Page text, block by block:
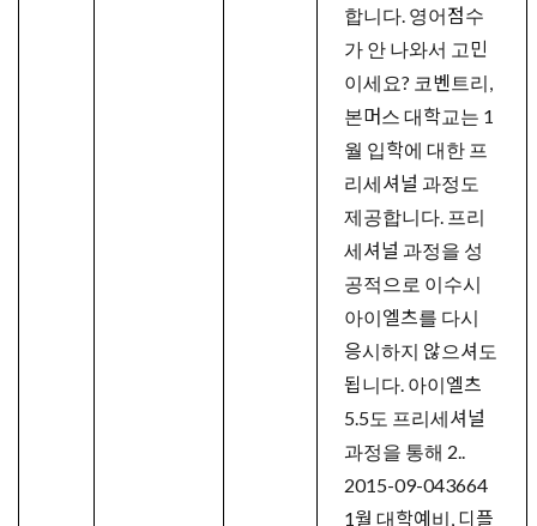
합니다. 영어점수
가 안 나와서 고민
이세요? 코벤트리,
본머스 대학교는 1
월 입학에 대한 프
리세셔널 과정도
제공합니다. 프리
세셔널 과정을 성
공적으로 이수시
아이엘츠를 다시
응시하지 않으셔도
됩니다. 아이엘츠
5.5도 프리세셔널
과정을 통해 2..
2015-09-043664
1월 대학예비, 디플